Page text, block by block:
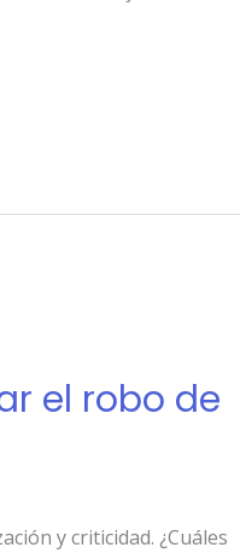
el robo de
y criticidad. ¿Cuáles